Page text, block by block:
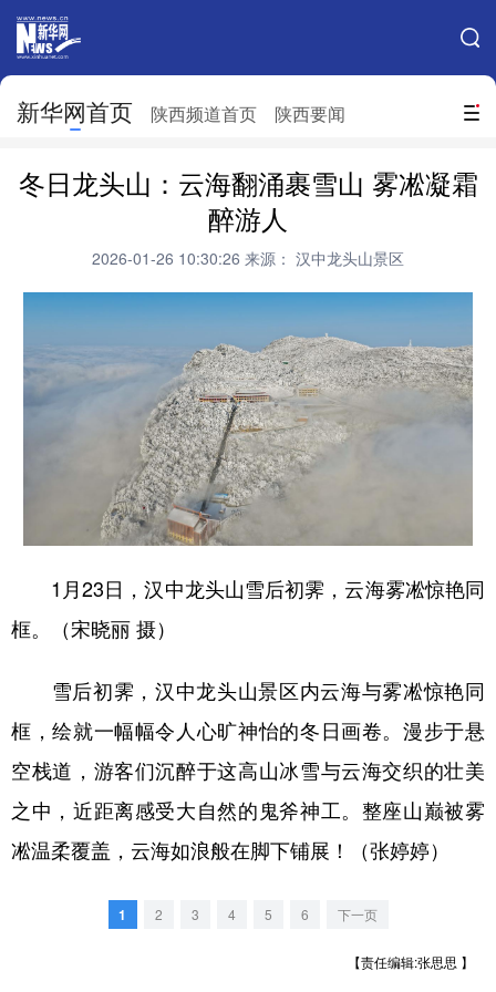
搜索
新华网首页 陕西频道首页 陕西要闻
网站地图
北京 天津 河北 山西
吉林 上海
浙江 安徽 福建 江西
湖北 湖南
广东 广西 海南 重庆
贵州 云南
甘肃 青海
内蒙古
冬日龙头山：云海翻涌裹雪山 雾凇凝霜
醉游人
2026-01-26 10:30:26 来源： 汉中龙头山景区
1月23日，汉中龙头山雪后初霁，云海雾凇惊艳同
框。（宋晓丽 摄）
雪后初霁，汉中龙头山景区内云海与雾凇惊艳同
框，绘就一幅幅令人心旷神怡的冬日画卷。漫步于悬
空栈道，游客们沉醉于这高山冰雪与云海交织的壮美
之中，近距离感受大自然的鬼斧神工。整座山巅被雾
凇温柔覆盖，云海如浪般在脚下铺展！（张婷婷）
1 2 3 4 5 6 下一页
【责任编辑:张思思 】